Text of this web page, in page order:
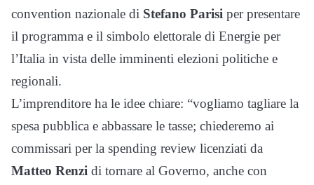
convention nazionale di Stefano Parisi per presentare
il programma e il simbolo elettorale di Energie per
l’Italia in vista delle imminenti elezioni politiche e
regionali.
L’imprenditore ha le idee chiare: “vogliamo tagliare la
spesa pubblica e abbassare le tasse; chiederemo ai
commissari per la spending review licenziati da
Matteo Renzi di tornare al Governo, anche con